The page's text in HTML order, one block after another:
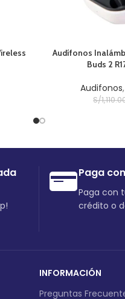
AÑADIR AL CARRITO
Audífonos
Buds 2
Audifonos
S/
Paga
Paga con
crédito o
INFORMACIÓN
Preguntas